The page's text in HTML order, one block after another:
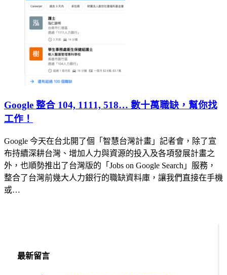
Google 整合 104, 1111, 518… 數十萬職缺，幫你找
工作！
Google 今天在台北開了個「智慧台灣計畫」記者會，除了宣
布持續深耕台灣、增加人力與資源的投入及各項發展計畫之
外，也順勢推出了台灣版的「Jobs on Google Search」服務，
整合了台灣前幾大人力銀行的職缺資料庫，讓我們直接在手機
或…
最新留言